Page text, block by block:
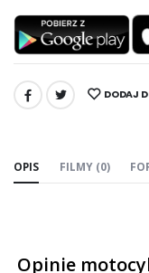
UDOSTĘPNIJ: DODAJ
OPIS FILMY (0)
Opinie